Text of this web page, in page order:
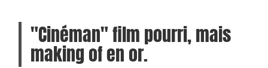
"Cinéman" film pourri, mais
making of en or.